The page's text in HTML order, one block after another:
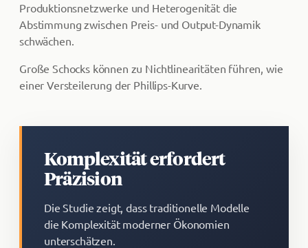
Produktionsnetzwerke und Heterogenität die
Abstimmung zwischen Preis- und Output-Dynamik
schwächen.
Große Schocks können zu Nichtlinearitäten führen, wie
einer Versteilerung der Phillips-Kurve.
Komplexität erfordert
Präzision
Die Studie zeigt, dass traditionelle Modelle
die Komplexität moderner Ökonomien
unterschätzen.